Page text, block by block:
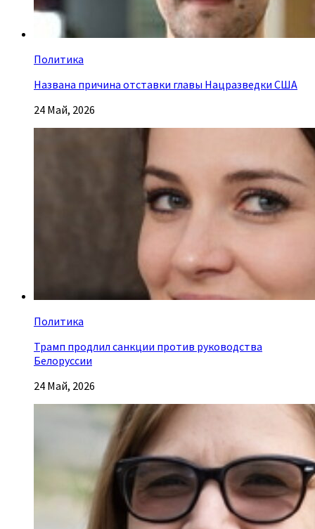
Политика
Названа причина отставки главы Нацразведки США
24 Май, 2026
Политика
Трамп продлил санкции против руководства
Белоруссии
24 Май, 2026